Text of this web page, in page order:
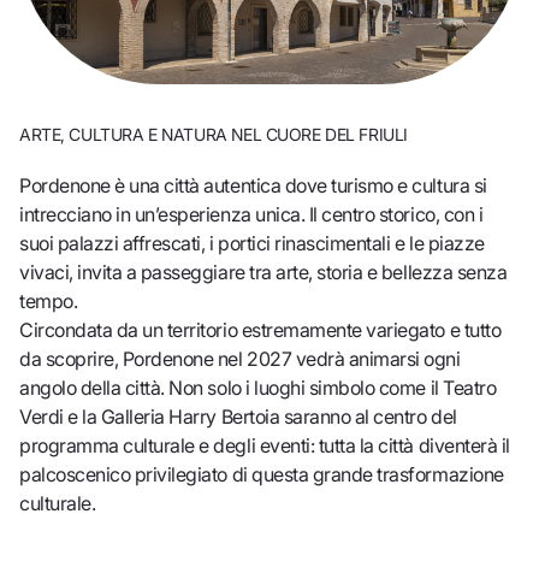
ARTE, CULTURA E NATURA NEL CUORE DEL FRIULI
Pordenone è una città autentica dove turismo e cultura si
intrecciano in un’esperienza unica. Il centro storico, con i
suoi palazzi affrescati, i portici rinascimentali e le piazze
vivaci, invita a passeggiare tra arte, storia e bellezza senza
tempo.
Circondata da un territorio estremamente variegato e tutto
da scoprire, Pordenone nel 2027 vedrà animarsi ogni
angolo della città. Non solo i luoghi simbolo come il Teatro
Verdi e la Galleria Harry Bertoia saranno al centro del
programma culturale e degli eventi: tutta la città diventerà il
palcoscenico privilegiato di questa grande trasformazione
culturale.